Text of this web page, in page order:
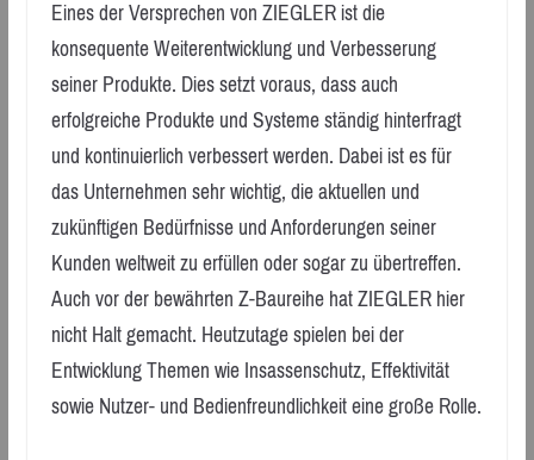
Eines der Versprechen von ZIEGLER ist die
konsequente Weiterentwicklung und Verbesserung
seiner Produkte. Dies setzt voraus, dass auch
erfolgreiche Produkte und Systeme ständig hinterfragt
und kontinuierlich verbessert werden. Dabei ist es für
das Unternehmen sehr wichtig, die aktuellen und
zukünftigen Bedürfnisse und Anforderungen seiner
Kunden weltweit zu erfüllen oder sogar zu übertreffen.
Auch vor der bewährten Z-Baureihe hat ZIEGLER hier
nicht Halt gemacht. Heutzutage spielen bei der
Entwicklung Themen wie Insassenschutz, Effektivität
sowie Nutzer- und Bedienfreundlichkeit eine große Rolle.